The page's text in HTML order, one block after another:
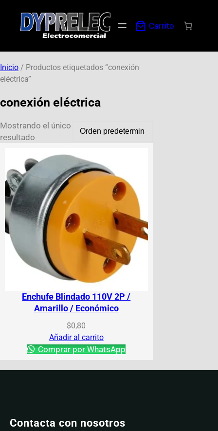
Carrito
Inicio / Productos etiquetados “conexión
eléctrica”
conexión eléctrica
Mostrando el único
resultado
Enchufe Blindado 110V 2P /
Amarillo / Económico
$0,80
Añadir al carrito
Comprar por WhatsApp
Contacta con nosotros